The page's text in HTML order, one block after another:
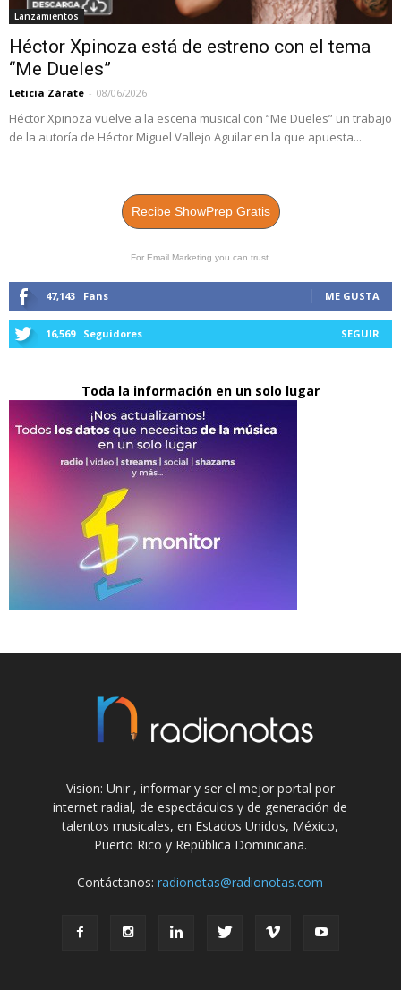
Lanzamientos
Héctor Xpinoza está de estreno con el tema
“Me Dueles”
Leticia Zárate - 08/06/2026
Héctor Xpinoza vuelve a la escena musical con “Me Dueles” un trabajo
de la autoría de Héctor Miguel Vallejo Aguilar en la que apuesta...
Recibe ShowPrep Gratis
For Email Marketing you can trust.
47,143 Fans ME GUSTA
16,569 Seguidores SEGUIR
Toda la información en un solo lugar
Vision: Unir , informar y ser el mejor portal por
internet radial, de espectáculos y de generación de
talentos musicales, en Estados Unidos, México,
Puerto Rico y República Dominicana.
Contáctanos:radionotas@radionotas.com